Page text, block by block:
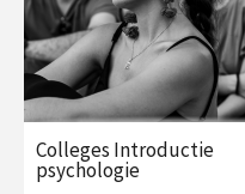
Colleges Introductie
psychologie